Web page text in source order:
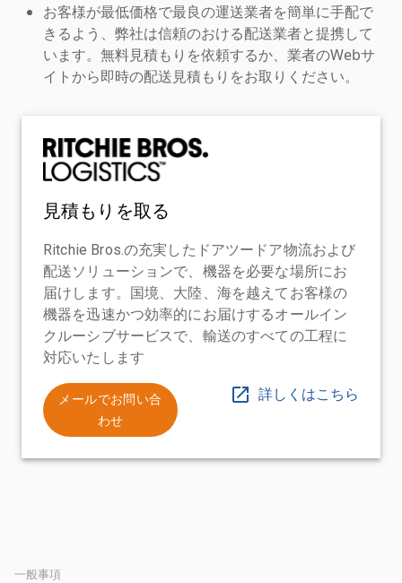
お客様が最低価格で最良の運送業者を簡単に手配で
きるよう、弊社は信頼のおける配送業者と提携して
います。無料見積もりを依頼するか、業者のWebサ
イトから即時の配送見積もりをお取りください。
見積もりを取る
Ritchie Bros.の充実したドアツードア物流および
配送ソリューションで、機器を必要な場所にお
届けします。国境、大陸、海を越えてお客様の
機器を迅速かつ効率的にお届けするオールイン
クルーシブサービスで、輸送のすべての工程に
対応いたします
メールでお問い合
わせ
詳しくはこちら
一般事項